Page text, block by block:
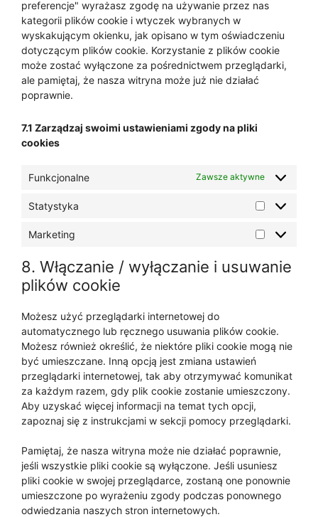
preferencje" wyrażasz zgodę na używanie przez nas
kategorii plików cookie i wtyczek wybranych w
wyskakującym okienku, jak opisano w tym oświadczeniu
dotyczącym plików cookie. Korzystanie z plików cookie
może zostać wyłączone za pośrednictwem przeglądarki,
ale pamiętaj, że nasza witryna może już nie działać
poprawnie.
7.1 Zarządzaj swoimi ustawieniami zgody na pliki
cookies
Funkcjonalne Zawsze aktywne
Statystyka
Marketing
8. Włączanie / wyłączanie i usuwanie
plików cookie
Możesz użyć przeglądarki internetowej do
automatycznego lub ręcznego usuwania plików cookie.
Możesz również określić, że niektóre pliki cookie mogą nie
być umieszczane. Inną opcją jest zmiana ustawień
przeglądarki internetowej, tak aby otrzymywać komunikat
za każdym razem, gdy plik cookie zostanie umieszczony.
Aby uzyskać więcej informacji na temat tych opcji,
zapoznaj się z instrukcjami w sekcji pomocy przeglądarki.
Pamiętaj, że nasza witryna może nie działać poprawnie,
jeśli wszystkie pliki cookie są wyłączone. Jeśli usuniesz
pliki cookie w swojej przeglądarce, zostaną one ponownie
umieszczone po wyrażeniu zgody podczas ponownego
odwiedzania naszych stron internetowych.